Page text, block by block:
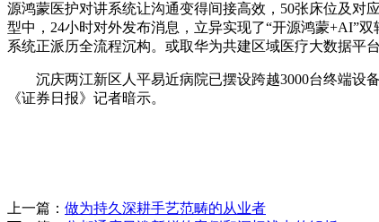
源鸿蒙医护对讲系统让沟通变得间接高效，50张床位及
型中，24小时对外发布消息，立异实现了“开源鸿蒙+AI”
系统正派历全流程沉构。或取华为共建区域医疗大数据平
沉庆两江新区人平易近病院已摆设跨越3000台终端设备
《证券日报》记者暗示。
上一篇： 做为持久深耕手艺范畴的从业者